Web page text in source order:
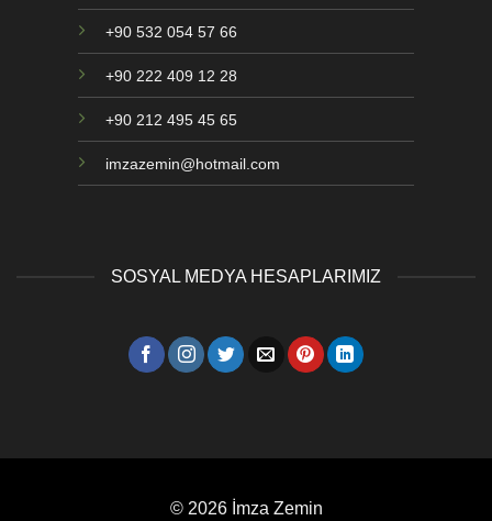
+90 532 054 57 66
+90 222 409 12 28
+90 212 495 45 65
imzazemin@hotmail.com
SOSYAL MEDYA HESAPLARIMIZ
© 2026 İmza Zemin